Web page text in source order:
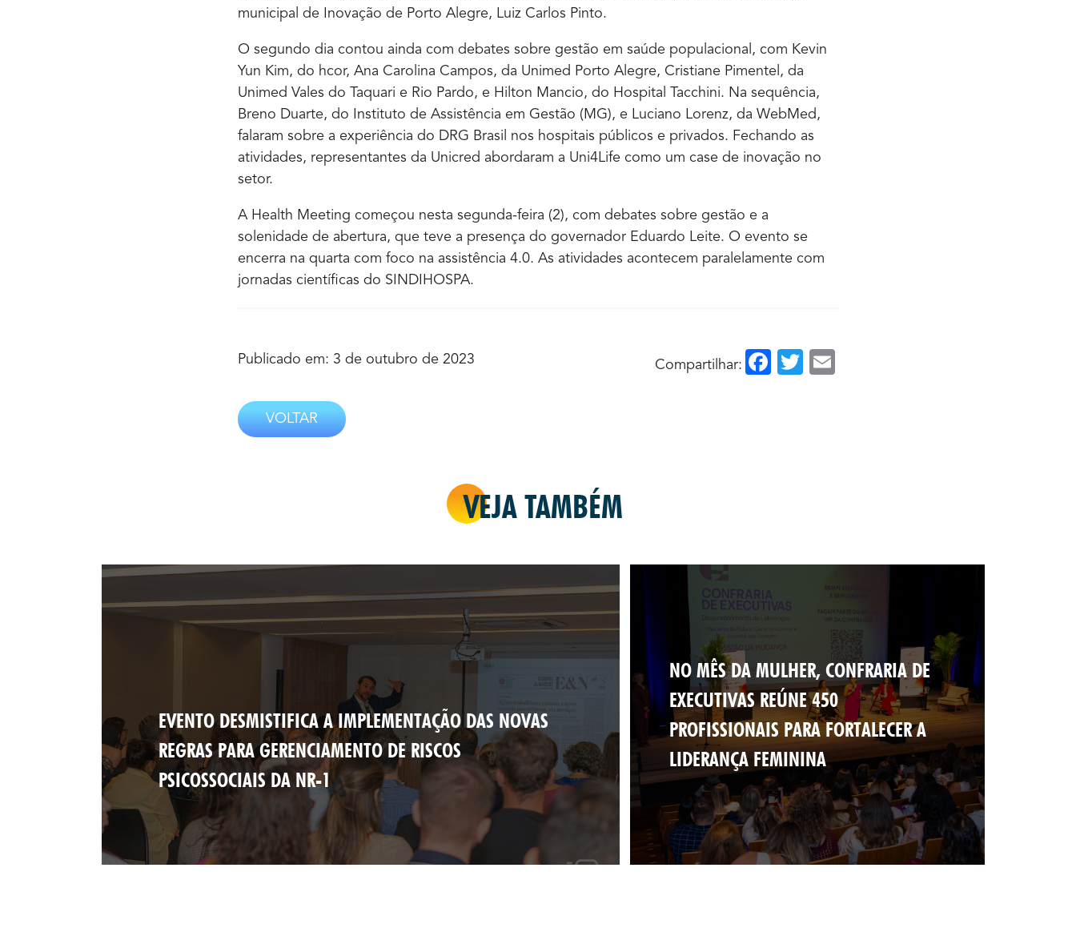
municipal de Inovação de Porto Alegre, Luiz Carlos Pinto.
O segundo dia contou ainda com debates sobre gestão em saúde populacional, com Kevin
Yun Kim, do hcor, Ana Carolina Campos, da Unimed Porto Alegre, Cristiane Pimentel, da
Unimed Vales do Taquari e Rio Pardo, e Hilton Mancio, do Hospital Tacchini. Na sequência,
Breno Duarte, do Instituto de Assistência em Gestão (MG), e Luciano Lorenz, da WebMed,
falaram sobre a experiência do DRG Brasil nos hospitais públicos e privados. Fechando as
atividades, representantes da Unicred abordaram a Uni4Life como um case de inovação no
setor.
A Health Meeting começou nesta segunda-feira (2), com debates sobre gestão e a
solenidade de abertura, que teve a presença do governador Eduardo Leite. O evento se
encerra na quarta com foco na assistência 4.0. As atividades acontecem paralelamente com
jornadas científicas do SINDIHOSPA.
Publicado em: 3 de outubro de 2023 Compartilhar: Facebook
Twitter
VOLTAR
VEJA TAMBÉM
EVENTO DESMISTIFICA A IMPLEMENTAÇÃO DAS NOVAS
REGRAS PARA GERENCIAMENTO DE RISCOS
PSICOSSOCIAIS DA NR-1
NO MÊS DA MULHER, CONFRARIA DE
EXECUTIVAS REÚNE 450
PROFISSIONAIS PARA FORTALECER A
LIDERANÇA FEMININA